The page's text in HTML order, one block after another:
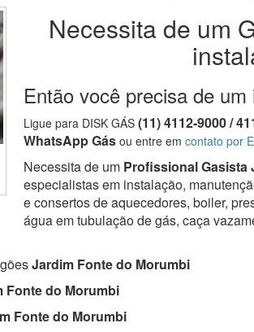
Necessita de um
Então você precisa de
Ligue para DISK GÁS (11) 4112-9000 /
WhatsApp Gás ou entre em contato por
Necessita de um Profissional Gasista
especialistas em instalação,
e consertos de aquecedores, boiler,
água em tubulação de gás, caça
Jardim Fonte do Morumbi
Fonte do Morumbi
Fonte do Morumbi